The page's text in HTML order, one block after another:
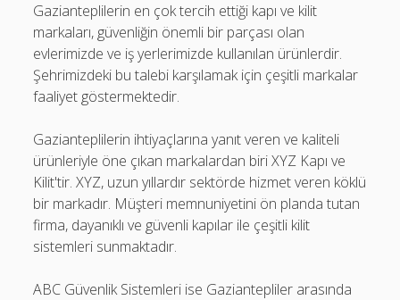
Gazianteplilerin en çok tercih ettiği kapı ve kilit
markaları, güvenliğin önemli bir parçası olan
evlerimizde ve iş yerlerimizde kullanılan ürünlerdir.
Şehrimizdeki bu talebi karşılamak için çeşitli markalar
faaliyet göstermektedir.
Gazianteplilerin ihtiyaçlarına yanıt veren ve kaliteli
ürünleriyle öne çıkan markalardan biri XYZ Kapı ve
Kilit'tir. XYZ, uzun yıllardır sektörde hizmet veren köklü
bir markadır. Müşteri memnuniyetini ön planda tutan
firma, dayanıklı ve güvenli kapılar ile çeşitli kilit
sistemleri sunmaktadır.
ABC Güvenlik Sistemleri ise Gaziantepliler arasında